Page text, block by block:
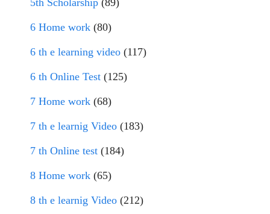
5th Scholarship (89)
6 Home work (80)
6 th e learning video (117)
6 th Online Test (125)
7 Home work (68)
7 th e learnig Video (183)
7 th Online test (184)
8 Home work (65)
8 th e learnig Video (212)